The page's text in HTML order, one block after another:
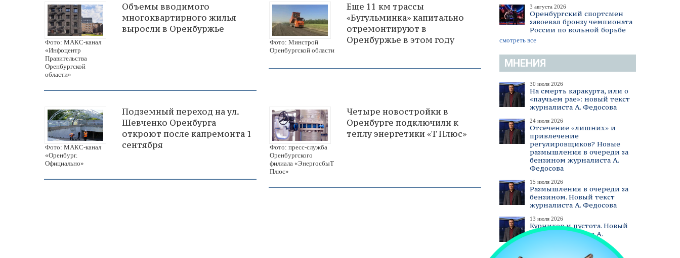
3 августа 2026
Оренбургский спортсмен
завоевал бронзу чемпионата
России по вольной борьбе
смотреть все
МНЕНИЯ
30 июля 2026
На смерть каракурта, или о
«паучьем рае»: новый текст
журналиста А. Федосова
24 июля 2026
Отсечение «лишних» и
привлечение
регулировщиков? Новые
размышления в очереди за
бензином журналиста А.
Федосова
15 июля 2026
Размышления в очереди за
бензином. Новый текст
журналиста А. Федосова
13 июля 2026
Курников и пустота. Новый
текст журналиста А.
смотреть все
Фото: МАКС-канал
«Инфоцентр
Правительства
Оренбургской
области»
Объемы вводимого
многоквартирного жилья
выросли в Оренбуржье
Фото: Минстрой
Оренбургской области
Еще 11 км трассы
«Бугульминка» капитально
отремонтируют в
Оренбуржье в этом году
Фото: МАКС-канал
«Оренбург.
Официально»
Подземный переход на ул.
Шевченко Оренбурга
откроют после капремонта 1
сентября
Фото: пресс-служба
Оренбургского
филиала «ЭнергосбыТ
Плюс»
Четыре новостройки в
Оренбурге подключили к
теплу энергетики «Т Плюс»